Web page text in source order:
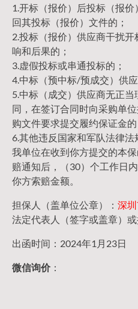
1.开标（报价）后投标（报
回其投标（报价）文件的；
2.投标（报价）供应商干扰
响和后果的；
3.虚假投标或串通投标的；
4.中标（预中标/预成交）供
5.中标（成交）供应商无正
同，在签订合同时向采购单
购文件要求提交履约保证金的
6.其他违反国家和军队法律法
我单位在收到你方提交的本
赔通知后，（30）个工作日
你方索赔金额。
担保人（盖单位公章）： 深
法定代表人（签字或盖章）
出函时间：2024年1月23日
微信询价：